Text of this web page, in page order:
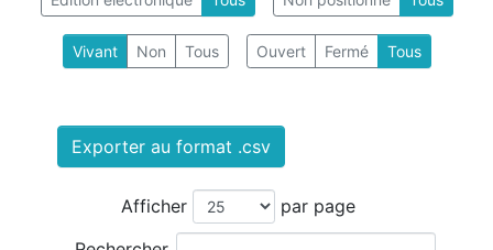
Vivant Non Tous Ouvert Fermé Tous
Exporter au format .csv
Afficher
par page